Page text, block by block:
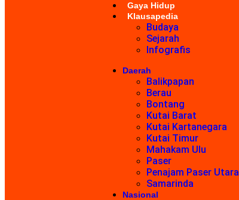
Gaya Hidup
Klausapedia
Budaya
Sejarah
Infografis
Daerah
Balikpapan
Berau
Bontang
Kutai Barat
Kutai Kartanegara
Kutai Timur
Mahakam Ulu
Paser
Penajam Paser Utara
Samarinda
Nasional